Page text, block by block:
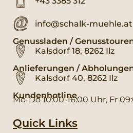
info@schalk-muehle.at
Genussladen /
Kalsdorf 18, 8262 Ilz
Anlieferungen /
Kalsdorf 40, 8262 Ilz
Kundenhotline
Mo-Do 10:00-16:00 Uhr, Fr
Quick Links